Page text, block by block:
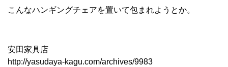
こんなハンギングチェアを置いて包まれようとか。
安田家具店
http://yasudaya-kagu.com/archives/9983